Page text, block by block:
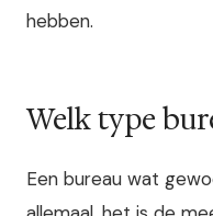
hebben.
Welk type
Een bureau wat